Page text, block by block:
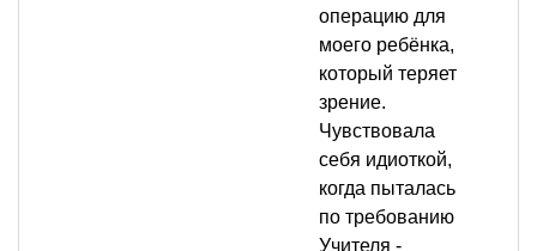
операцию для
моего ребёнка,
который теряет
зрение.
Чувствовала
себя идиоткой,
когда пыталась
по требованию
Учителя -